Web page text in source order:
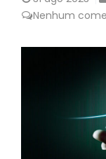
Nenhum